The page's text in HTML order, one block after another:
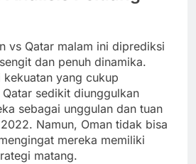
vs Qatar malam ini diprediksi
dan penuh dinamika.
kekuatan yang cukup
sedikit diunggulkan
sebagai unggulan dan tuan
Namun, Oman tidak bisa
mereka memiliki
matang.